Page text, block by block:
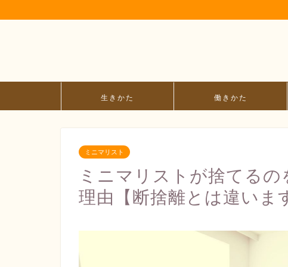
生きかた 働きかた
ミニマリスト
ミニマリストが捨てる
理由【断捨離とは違いま